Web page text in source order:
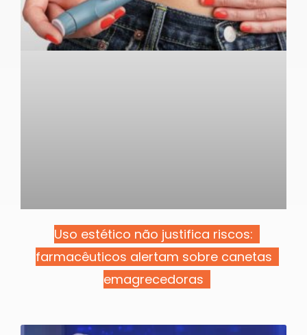
Uso estético não justifica riscos:
farmacêuticos alertam sobre canetas
emagrecedoras